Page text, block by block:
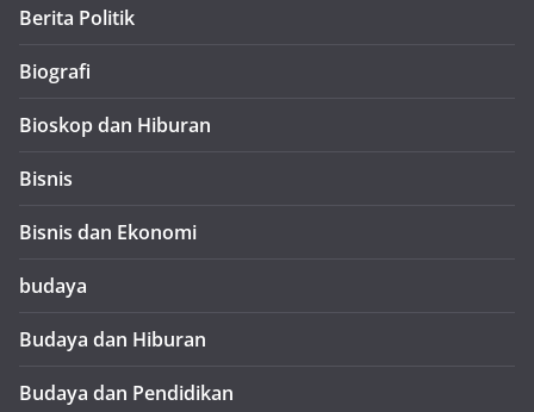
Berita Politik
Biografi
Bioskop dan Hiburan
Bisnis
Bisnis dan Ekonomi
budaya
Budaya dan Hiburan
Budaya dan Pendidikan